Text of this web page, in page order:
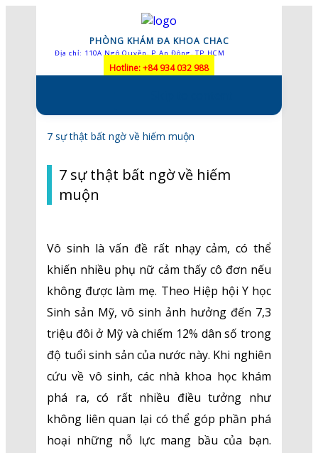
PHÒNG KHÁM ĐA KHOA CHAC
Địa chỉ: 110A Ngô Quyền, P.An Đông, TP.HCM
Hotline: +84 934 032 988
7 sự thật bất ngờ về hiếm muộn
7 sự thật bất ngờ về hiếm
muộn
Vô sinh là vấn đề rất nhạy cảm, có thể
khiến nhiều phụ nữ cảm thấy cô đơn nếu
không được làm mẹ. Theo Hiệp hội Y học
Sinh sản Mỹ, vô sinh ảnh hưởng đến 7,3
triệu đôi ở Mỹ và chiếm 12% dân số trong
độ tuổi sinh sản của nước này. Khi nghiên
cứu về vô sinh, các nhà khoa học khám
phá ra, có rất nhiều điều tưởng như
không liên quan lại có thể góp phần phá
hoại những nỗ lực mang bầu của bạn.